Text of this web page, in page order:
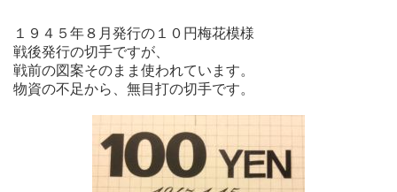
１９４５年８月発行の１０円梅花模様
戦後発行の切手ですが、
戦前の図案そのまま使われています。
物資の不足から、無目打の切手です。